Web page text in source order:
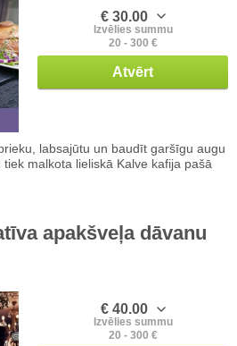
€ 30.00
Izvēlies summu
20 - 300 €
Atvērt
labsajūtu un baudīt garšīgu augu
malkota lieliskā Kalve kafija pašā
apakšveļa dāvanu
€ 40.00
Izvēlies summu
20 - 300 €